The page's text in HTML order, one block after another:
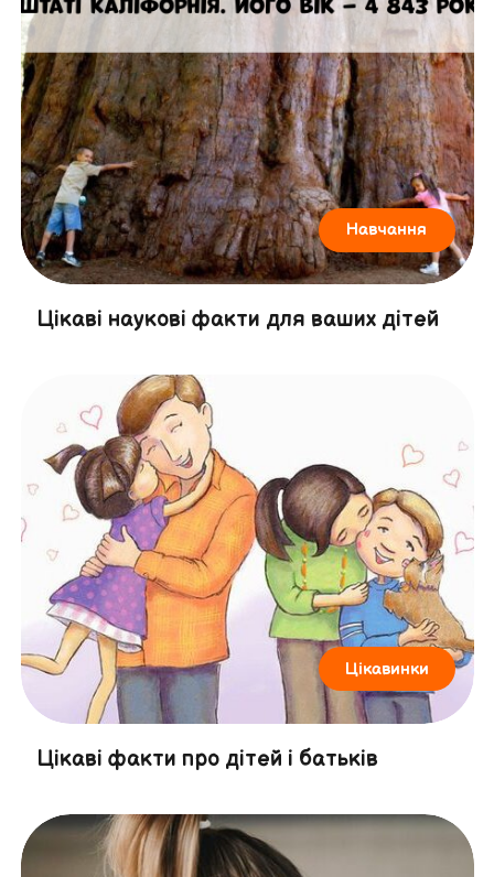
Навчання
Цікаві наукові факти для ваших дітей
Цікавинки
Цікаві факти про дітей і батьків